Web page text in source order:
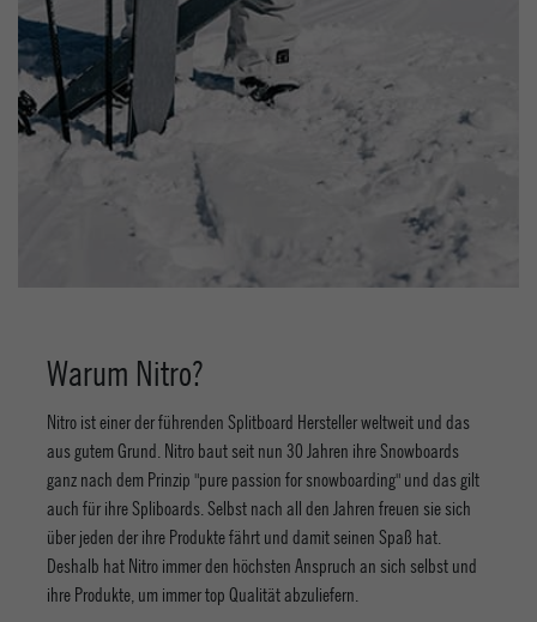
Warum Nitro?
Nitro ist einer der führenden Splitboard Hersteller weltweit und das
aus gutem Grund. Nitro baut seit nun 30 Jahren ihre Snowboards
ganz nach dem Prinzip "pure passion for snowboarding" und das gilt
auch für ihre Spliboards. Selbst nach all den Jahren freuen sie sich
über jeden der ihre Produkte fährt und damit seinen Spaß hat.
Deshalb hat Nitro immer den höchsten Anspruch an sich selbst und
ihre Produkte, um immer top Qualität abzuliefern.